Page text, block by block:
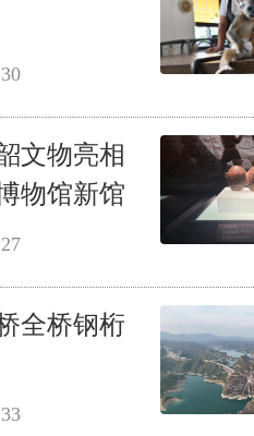
文物亮相
物馆新馆
全桥钢桁